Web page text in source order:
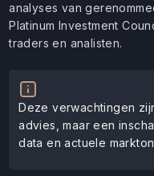
analyses van
Platinum Investment
traders en analisten.
Deze verwachtingen
advies, maar een
data en actuele